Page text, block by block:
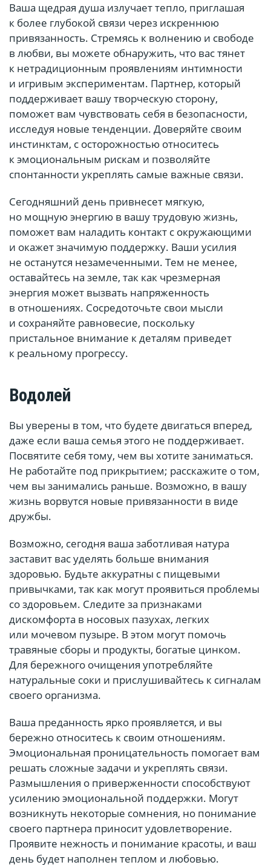
Ваша щедрая душа излучает тепло, приглашая
к более глубокой связи через искреннюю
привязанность. Стремясь к волнению и свободе
в любви, вы можете обнаружить, что вас тянет
к нетрадиционным проявлениям интимности
и игривым экспериментам. Партнер, который
поддерживает вашу творческую сторону,
поможет вам чувствовать себя в безопасности,
исследуя новые тенденции. Доверяйте своим
инстинктам, с осторожностью относитесь
к эмоциональным рискам и позволяйте
спонтанности укреплять самые важные связи.
Сегодняшний день привнесет мягкую,
но мощную энергию в вашу трудовую жизнь,
поможет вам наладить контакт с окружающими
и окажет значимую поддержку. Ваши усилия
не останутся незамеченными. Тем не менее,
оставайтесь на земле, так как чрезмерная
энергия может вызвать напряженность
в отношениях. Сосредоточьте свои мысли
и сохраняйте равновесие, поскольку
пристальное внимание к деталям приведет
к реальному прогрессу.
Водолей
Вы уверены в том, что будете двигаться вперед,
даже если ваша семья этого не поддерживает.
Посвятите себя тому, чем вы хотите заниматься.
Не работайте под прикрытием; расскажите о том,
чем вы занимались раньше. Возможно, в вашу
жизнь ворвутся новые привязанности в виде
дружбы.⠀
Возможно, сегодня ваша заботливая натура
заставит вас уделять больше внимания
здоровью. Будьте аккуратны с пищевыми
привычками, так как могут проявиться проблемы
со здоровьем. Следите за признаками
дискомфорта в носовых пазухах, легких
или мочевом пузыре. В этом могут помочь
травяные сборы и продукты, богатые цинком.
Для бережного очищения употребляйте
натуральные соки и прислушивайтесь к сигналам
своего организма.
Ваша преданность ярко проявляется, и вы
бережно относитесь к своим отношениям.
Эмоциональная проницательность помогает вам
решать сложные задачи и укреплять связи.
Размышления о приверженности способствуют
усилению эмоциональной поддержки. Могут
возникнуть некоторые сомнения, но понимание
своего партнера приносит удовлетворение.
Проявите нежность и понимание красоты, и ваш
день будет наполнен теплом и любовью.